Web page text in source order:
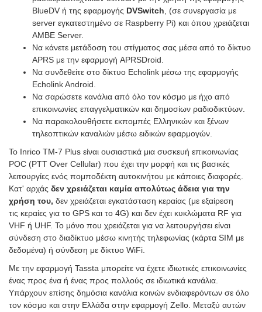
BlueDV ή της εφαρμογής DVSwitch , (σε συνεργασία με
server εγκατεστημένο σε Raspberry Pi) και όπου χρειάζεται
AMBE Server.
Να κάνετε μετάδοση του στίγματος σας μέσα από το δίκτυο
APRS με την εφαρμογή APRSDroid.
Να συνδεθείτε στο δίκτυο Echolink μέσω της εφαρμογής
Echolink Android.
Να σαρώσετε κανάλια από όλο τον κόσμο με ήχο από
επικοινωνίες επαγγελματικών και δημοσίων ραδιοδικτύων.
Να παρακολουθήσετε εκπομπές Ελληνικών και ξένων
τηλεοπτικών καναλιών μέσω ειδικών εφαρμογών.
Το Inrico TM-7 Plus είναι ουσιαστικά μια συσκευή επικοινωνίας
POC (PTT Over Cellular) που έχει την μορφή και τις βασικές
λειτουργίες ενός πομποδέκτη αυτοκινήτου με κάποιες διαφορές.
Κατ' αρχάς δεν χρειάζεται καμία απολύτως άδεια για την
χρήση του, δεν χρειάζεται εγκατάσταση κεραίας (με εξαίρεση
τις κεραίες για το GPS και το 4G) και δεν έχει κυκλώματα RF για
VHF ή UHF. Το μόνο που χρειάζεται για να λειτουργήσει είναι
σύνδεση στο διαδίκτυο μέσω κινητής τηλεφωνίας (κάρτα SΙΜ με
δεδομένα) ή σύνδεση με δίκτυο WiFi.
Με την εφαρμογή Tassta μπορείτε να έχετε ιδιωτικές επικοινωνίες
ένας προς ένα ή ένας προς πολλούς σε ιδιωτικά κανάλια.
Υπάρχουν επίσης δημόσια κανάλια κοινών ενδιαφερόντων σε όλο
τον κόσμο και στην Ελλάδα στην εφαρμογή Zello. Μεταξύ αυτών